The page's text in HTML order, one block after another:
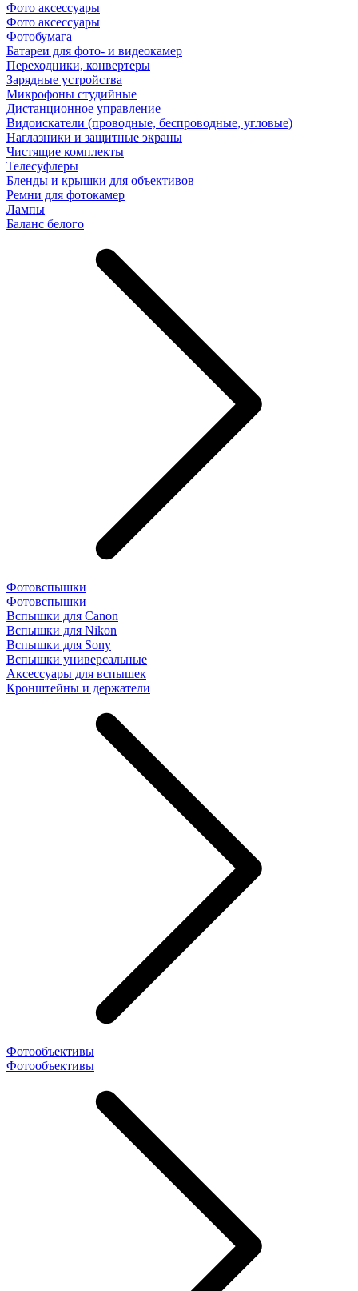
Фото аксессуары
Фото аксессуары
Фотобумага
Батареи для фото- и видеокамер
Переходники, конвертеры
Зарядные устройства
Микрофоны студийные
Дистанционное управление
Видоискатели (проводные, беспроводные, угловые)
Наглазники и защитные экраны
Чистящие комплекты
Телесуфлеры
Бленды и крышки для объективов
Ремни для фотокамер
Лампы
Баланс белого
Фотовспышки
Фотовспышки
Вспышки для Canon
Вспышки для Nikon
Вспышки для Sony
Вспышки универсальные
Аксесcуары для вспышек
Кронштейны и держатели
Фотообъективы
Фотообъективы